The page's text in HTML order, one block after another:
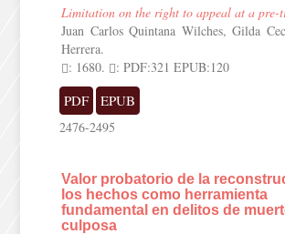
Limitation on the right to appeal at a pre-
Juan Carlos Quintana Wilches, Gilda
Herrera.
: 1680.
: PDF:321 EPUB:120
PDF EPUB
2476-2495
Valor probatorio de la
los hechos como herramienta
fundamental en delitos de
culposa